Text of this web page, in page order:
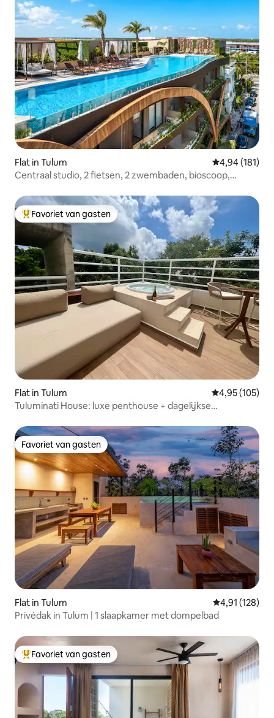
Flat in Tulum Gemiddelde
4,94 (181)
Centraal studio, 2 fietsen, 2 zwembaden, bioscoop,
Topfavoriet van gasten
Favoriet van gasten
Flat in Tulum Gemiddelde
4,95 (105)
Tuluminati House: luxe penthouse + dagelijkse
Favoriet van gasten
Favoriet van gasten
Flat in Tulum Gemiddelde
4,91 (128)
Privédak in Tulum | 1 slaapkamer met dompelbad
Topfavoriet van gasten
Favoriet van gasten